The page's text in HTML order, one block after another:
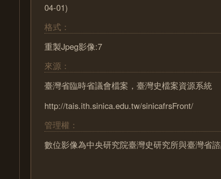
04-01)
格式：
重製Jpeg影像:7
來源：
臺灣省臨時省議會檔案，臺灣史檔案資源系統
http://tais.ith.sinica.edu.tw/sinicafrsFront/
管理權：
數位影像為中央研究院臺灣史研究所與臺灣省